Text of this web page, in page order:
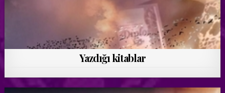
Yazdığı kitablar